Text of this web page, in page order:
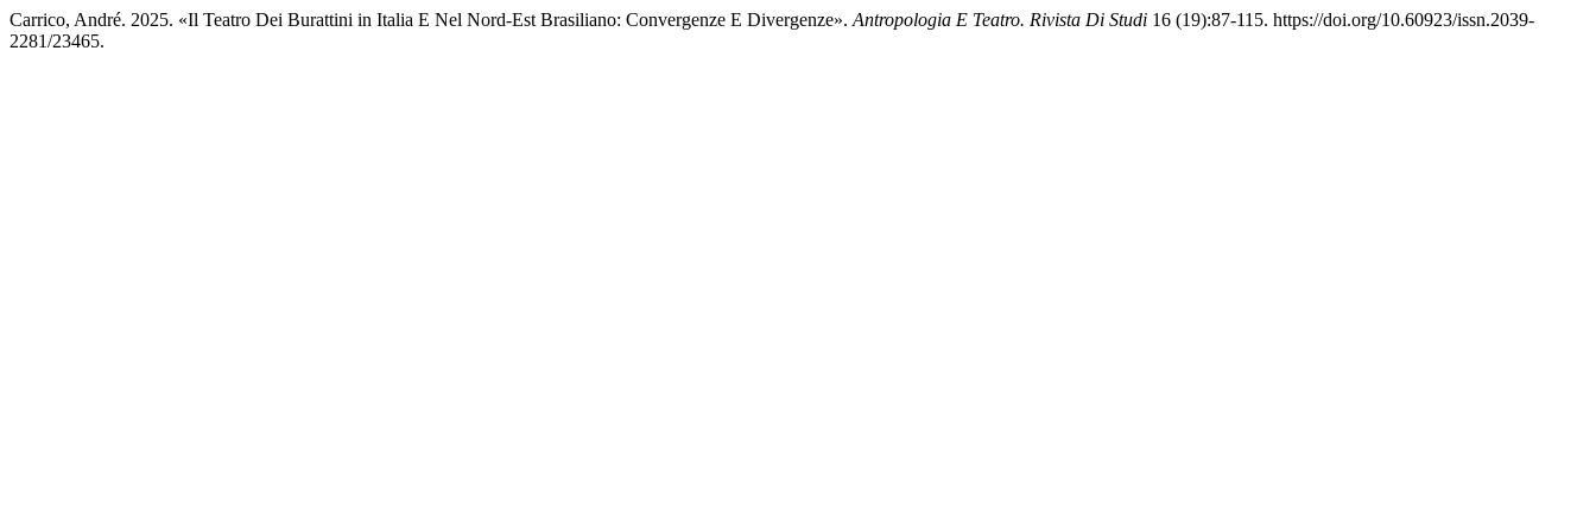
Carrico, André. 2025. «Il Teatro Dei Burattini in Italia E Nel Nord-Est Brasiliano: Convergenze E Divergenze». Antropologia E Teatro. Rivista Di Studi 16 (19):87-115. https://doi.org/10.60923/issn.2039-
2281/23465.